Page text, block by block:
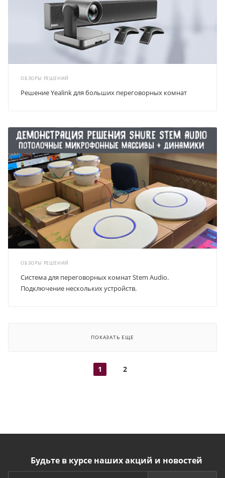
ОБЗОРЫ РЕШЕНИЙ
Решение Yealink для больших переговорных комнат
ОБЗОРЫ РЕШЕНИЙ
Система для переговорных комнат Stem Audio.
Подключение нескольких устройств.
ПОКАЗАТЬ ЕЩЕ
1 2
Будьте в курсе наших акций и новостей